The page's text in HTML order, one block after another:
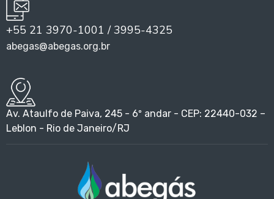
+55 21 3970-1001 / 3995-4325
abegas@abegas.org.br
Av. Ataulfo de Paiva, 245 - 6º andar - CEP: 22440-032 –
Leblon - Rio de Janeiro/RJ